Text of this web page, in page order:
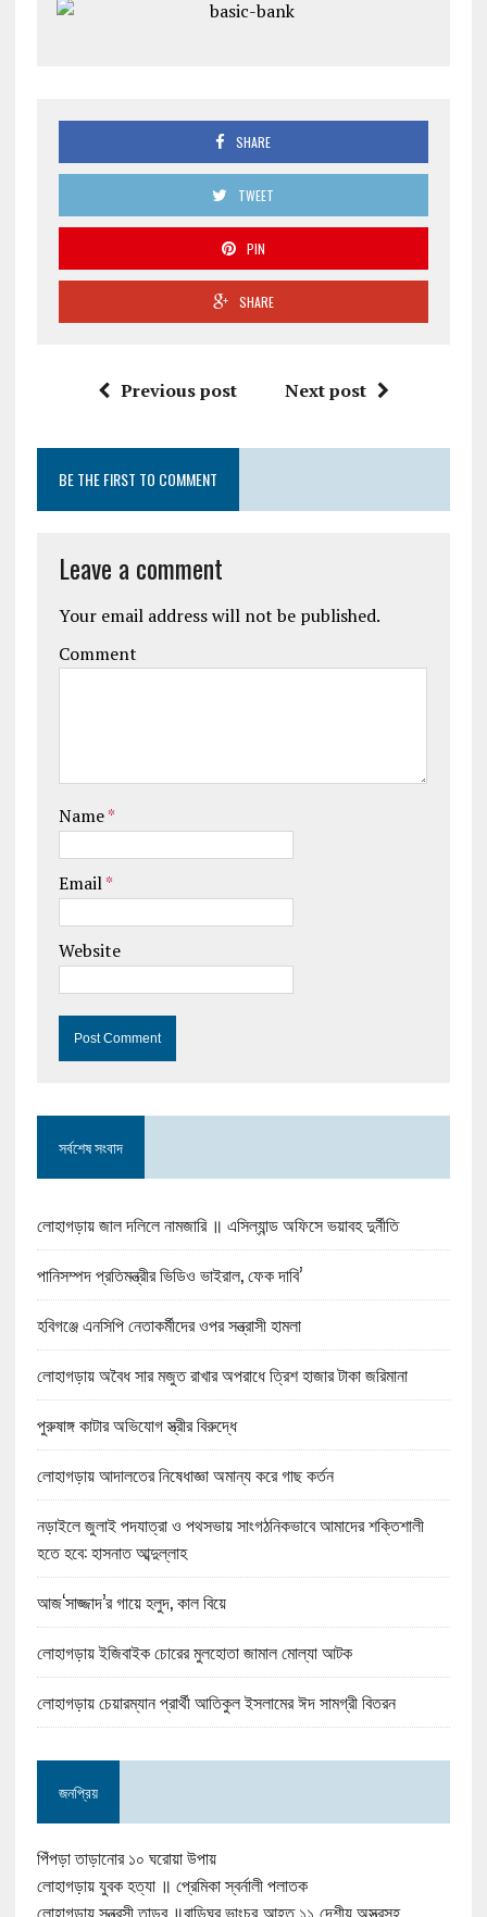
SHARE
TWEET
PIN
SHARE
Previous post Next post
BE THE FIRST TO COMMENT
Leave a comment
Your email address will not be published.
Comment
Name*
Email*
Website
সর্বশেষ সংবাদ
লোহাগড়ায় জাল দলিলে নামজারি ॥ এসিল্যান্ড অফিসে ভয়াবহ দুর্নীতি
পানিসম্পদ প্রতিমন্ত্রীর ভিডিও ভাইরাল, ফেক দাবি’
হবিগঞ্জে এনসিপি নেতাকর্মীদের ওপর সন্ত্রাসী হামলা
লোহাগড়ায় অবৈধ সার মজুত রাখার অপরাধে ত্রিশ হাজার টাকা জরিমানা
পুরুষাঙ্গ কাটার অভিযোগ স্ত্রীর বিরুদ্ধে
লোহাগড়ায় আদালতের নিষেধাজ্ঞা অমান্য করে গাছ কর্তন
নড়াইলে জুলাই পদযাত্রা ও পথসভায় সাংগঠনিকভাবে আমাদের শক্তিশালী
হতে হবে: হাসনাত আব্দুল্লাহ
আজ‘সাজ্জাদ’র গায়ে হলুদ, কাল বিয়ে
লোহাগড়ায় ইজিবাইক চোরের মুলহোতা জামাল মোল্যা আটক
লোহাগড়ায় চেয়ারম্যান প্রার্থী আতিকুল ইসলামের ঈদ সামগ্রী বিতরন
জনপ্রিয়
পিঁপড়া তাড়ানোর ১০ ঘরোয়া উপায়
লোহাগড়ায় যুবক হত্যা ॥ প্রেমিকা স্বর্নালী পলাতক